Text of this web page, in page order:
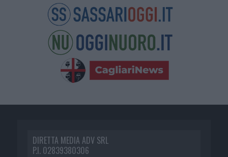
DIRETTA MEDIA ADV SRL
P.I. 02839380306